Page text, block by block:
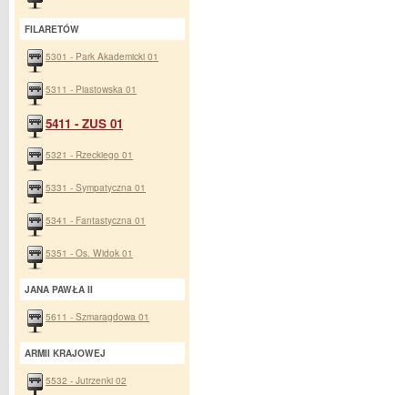
FILARETÓW
5301 - Park Akademicki 01
5311 - Piastowska 01
5411 - ZUS 01
5321 - Rzeckiego 01
5331 - Sympatyczna 01
5341 - Fantastyczna 01
5351 - Os. Widok 01
JANA PAWŁA II
5611 - Szmaragdowa 01
ARMII KRAJOWEJ
5532 - Jutrzenki 02